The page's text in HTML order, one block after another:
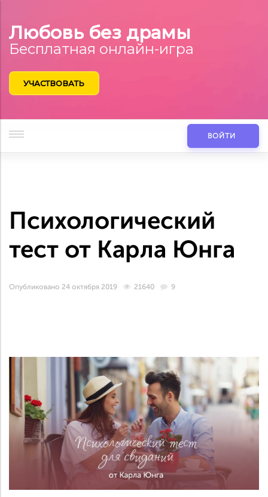
Любовь без драмы
Бесплатная онлайн-игра
УЧАСТВОВАТЬ
ВОЙТИ
Психологический
тест от Карла Юнга
Опубликовано 24 октября 2019 21640 9